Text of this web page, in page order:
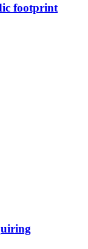
footprint